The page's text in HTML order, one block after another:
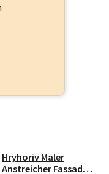
Hryhoriv Maler
Anstreicher Fassade